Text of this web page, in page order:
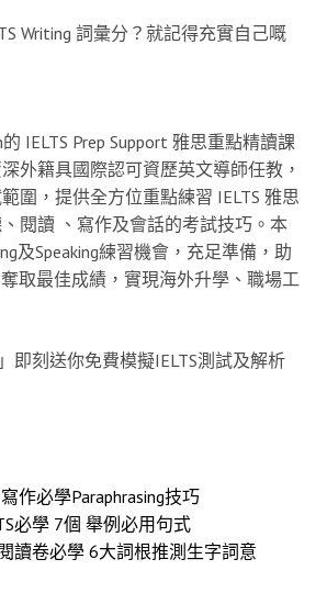
Writing 詞彙分？就記得充實自己嘅
IELTS Prep Support 雅思重點精讀課
外籍具國際認可資歷英文導師任教，
圍，提供全方位重點練習 IELTS 雅思
閱讀 、寫作及會話的考試技巧。本
及Speaking練習機會，充足準備，助
取最佳成績，實現海外升學、職場工
即刻送你免費模擬IELTS測試及解析
作必學Paraphrasing技巧
必學 7個 舉例必用句式
讀卷必學 6大詞根推測生字詞意